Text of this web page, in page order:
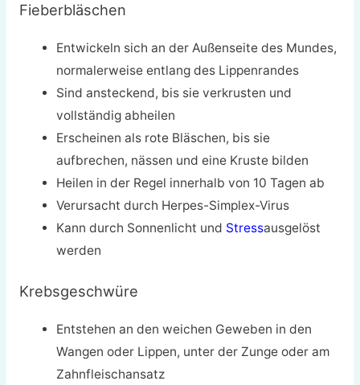
Fieberbläschen
Entwickeln sich an der Außenseite des Mundes,
normalerweise entlang des Lippenrandes
Sind ansteckend, bis sie verkrusten und
vollständig abheilen
Erscheinen als rote Bläschen, bis sie
aufbrechen, nässen und eine Kruste bilden
Heilen in der Regel innerhalb von 10 Tagen ab
Verursacht durch Herpes-Simplex-Virus
Kann durch Sonnenlicht und Stressausgelöst
werden
Krebsgeschwüre
Entstehen an den weichen Geweben in den
Wangen oder Lippen, unter der Zunge oder am
Zahnfleischansatz